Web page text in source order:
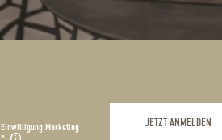
Einwilligung Marketing JETZT ANMELDEN